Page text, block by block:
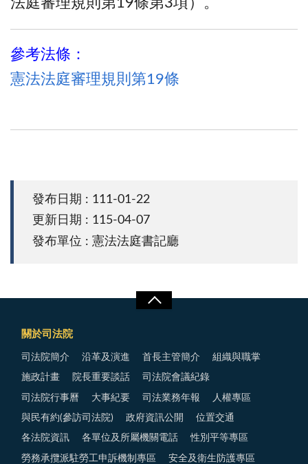
參考法條：
憲法法庭審理規則第19條
發布日期 : 111-01-22
更新日期 : 115-04-07
發布單位 : 憲法法庭書記廳
關於司法院
司法院簡介 沿革及演進 首長主管簡介 組織與職掌
施政計畫 院長重要談話 司法院會議紀錄
司法院行事曆 大事紀要 司法業務年報 人權專區
與民有約(參訪司法院) 政府資訊公開 位置交通
各法院資訊 各單位及所屬機關電話 性別平等專區
勞務承攬派駐勞工申訴機制專區 安全及衛生防護專區